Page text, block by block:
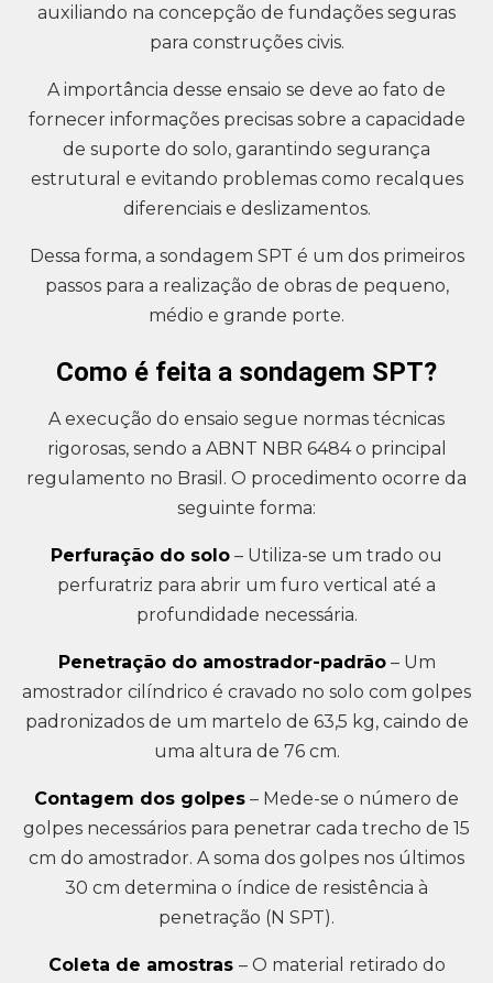
auxiliando na concepção de fundações seguras
para construções civis.
A importância desse ensaio se deve ao fato de
fornecer informações precisas sobre a capacidade
de suporte do solo, garantindo segurança
estrutural e evitando problemas como recalques
diferenciais e deslizamentos.
Dessa forma, a sondagem SPT é um dos primeiros
passos para a realização de obras de pequeno,
médio e grande porte.
Como é feita a sondagem SPT?
A execução do ensaio segue normas técnicas
rigorosas, sendo a ABNT NBR 6484 o principal
regulamento no Brasil. O procedimento ocorre da
seguinte forma:
Perfuração do solo – Utiliza-se um trado ou
perfuratriz para abrir um furo vertical até a
profundidade necessária.
Penetração do amostrador-padrão– Um
amostrador cilíndrico é cravado no solo com golpes
padronizados de um martelo de 63,5 kg, caindo de
uma altura de 76 cm.
Contagem dos golpes – Mede-se o número de
golpes necessários para penetrar cada trecho de 15
cm do amostrador. A soma dos golpes nos últimos
30 cm determina o índice de resistência à
penetração (N SPT).
Coleta de amostras – O material retirado do